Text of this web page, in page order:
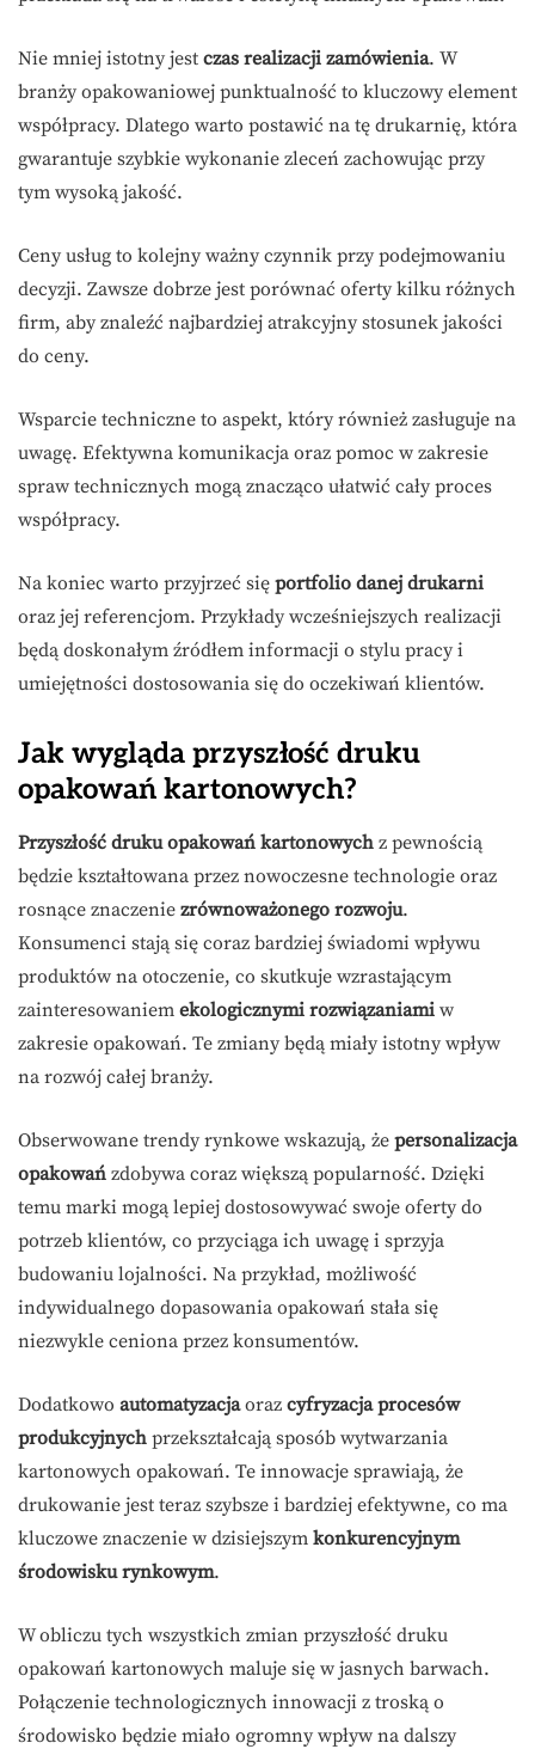
Nie mniej istotny jest czas realizacji zamówienia. W
branży opakowaniowej punktualność to kluczowy element
współpracy. Dlatego warto postawić na tę drukarnię, która
gwarantuje szybkie wykonanie zleceń zachowując przy
tym wysoką jakość.
Ceny usług to kolejny ważny czynnik przy podejmowaniu
decyzji. Zawsze dobrze jest porównać oferty kilku różnych
firm, aby znaleźć najbardziej atrakcyjny stosunek jakości
do ceny.
Wsparcie techniczne to aspekt, który również zasługuje na
uwagę. Efektywna komunikacja oraz pomoc w zakresie
spraw technicznych mogą znacząco ułatwić cały proces
współpracy.
Na koniec warto przyjrzeć się portfolio danej drukarni
oraz jej referencjom. Przykłady wcześniejszych realizacji
będą doskonałym źródłem informacji o stylu pracy i
umiejętności dostosowania się do oczekiwań klientów.
Jak wygląda przyszłość druku
opakowań kartonowych?
Przyszłość druku opakowań kartonowych z pewnością
będzie kształtowana przez nowoczesne technologie oraz
rosnące znaczenie zrównoważonego rozwoju.
Konsumenci stają się coraz bardziej świadomi wpływu
produktów na otoczenie, co skutkuje wzrastającym
zainteresowaniem ekologicznymi rozwiązaniami w
zakresie opakowań. Te zmiany będą miały istotny wpływ
na rozwój całej branży.
Obserwowane trendy rynkowe wskazują, że personalizacja
opakowań zdobywa coraz większą popularność. Dzięki
temu marki mogą lepiej dostosowywać swoje oferty do
potrzeb klientów, co przyciąga ich uwagę i sprzyja
budowaniu lojalności. Na przykład, możliwość
indywidualnego dopasowania opakowań stała się
niezwykle ceniona przez konsumentów.
Dodatkowo automatyzacjaoraz cyfryzacja procesów
produkcyjnych przekształcają sposób wytwarzania
kartonowych opakowań. Te innowacje sprawiają, że
drukowanie jest teraz szybsze i bardziej efektywne, co ma
kluczowe znaczenie w dzisiejszym konkurencyjnym
środowisku rynkowym.
W obliczu tych wszystkich zmian przyszłość druku
opakowań kartonowych maluje się w jasnych barwach.
Połączenie technologicznych innowacji z troską o
środowisko będzie miało ogromny wpływ na dalszy